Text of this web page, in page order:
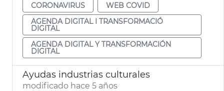
CORONAVIRUS
WEB COVID
AGENDA DIGITAL I TRANSFORMACIÓ
DIGITAL
AGENDA DIGITAL Y TRANSFORMACIÓN
DIGITAL
Ayudas industrias culturales
modificado hace 5 años